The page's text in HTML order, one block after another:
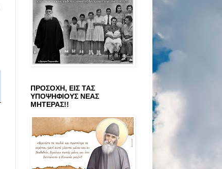
ΠΡΟΣΟΧΗ, ΕΙΣ ΤΑΣ
ΥΠΟΨΗΦΙΟΥΣ ΝΕΑΣ
ΜΗΤΕΡΑΣ!!